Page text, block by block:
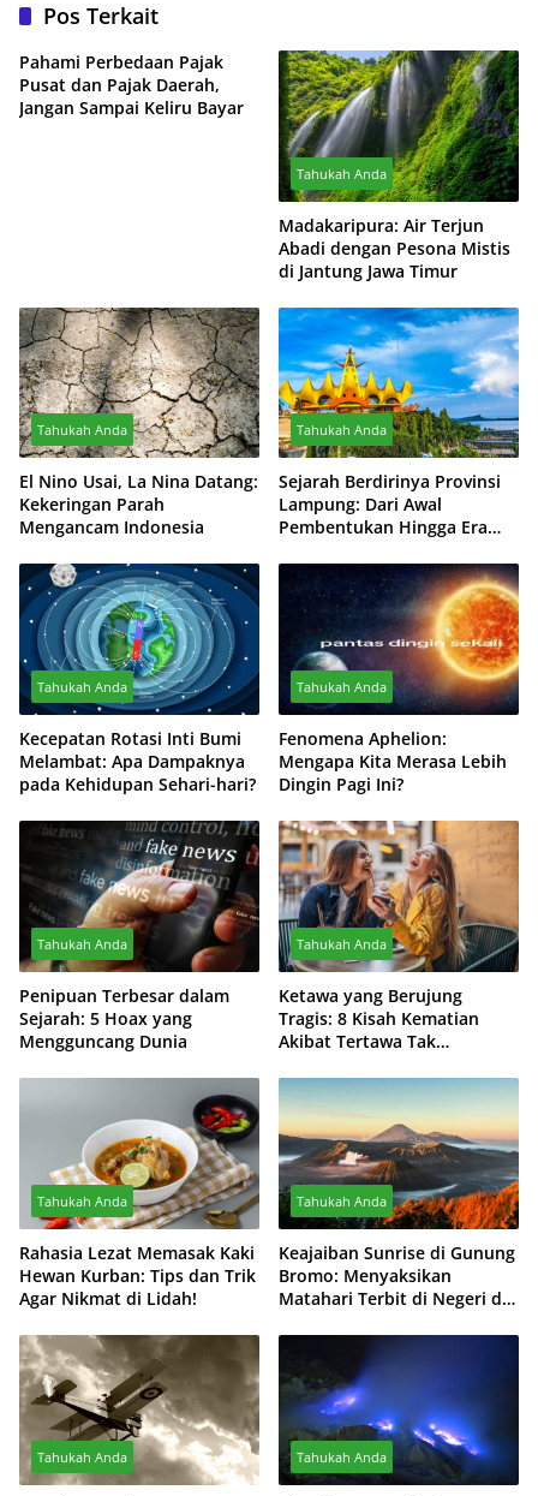
Pos Terkait
Pahami Perbedaan Pajak
Pusat dan Pajak Daerah,
Jangan Sampai Keliru Bayar
Tahukah Anda
Madakaripura: Air Terjun
Abadi dengan Pesona Mistis
di Jantung Jawa Timur
Tahukah Anda
El Nino Usai, La Nina Datang:
Kekeringan Parah
Mengancam Indonesia
Tahukah Anda
Sejarah Berdirinya Provinsi
Lampung: Dari Awal
Pembentukan Hingga Era
Tahukah Anda
Kecepatan Rotasi Inti Bumi
Melambat: Apa Dampaknya
pada Kehidupan Sehari-hari?
Tahukah Anda
Fenomena Aphelion:
Mengapa Kita Merasa Lebih
Dingin Pagi Ini?
Tahukah Anda
Penipuan Terbesar dalam
Sejarah: 5 Hoax yang
Mengguncang Dunia
Tahukah Anda
Ketawa yang Berujung
Tragis: 8 Kisah Kematian
Akibat Tertawa Tak
Tahukah Anda
Rahasia Lezat Memasak Kaki
Hewan Kurban: Tips dan Trik
Agar Nikmat di Lidah!
Tahukah Anda
Keajaiban Sunrise di Gunung
Bromo: Menyaksikan
Matahari Terbit di Negeri di
Tahukah Anda Tahukah Anda